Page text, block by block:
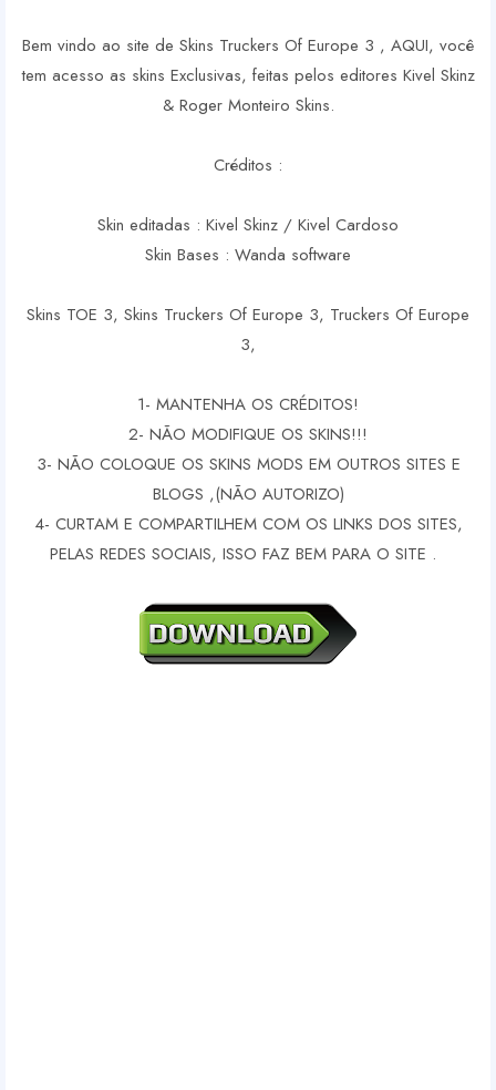
Bem vindo ao site de Skins Truckers Of Europe 3 , AQUI, você
tem acesso as skins Exclusivas, feitas pelos editores Kivel Skinz
& Roger Monteiro Skins.
Créditos :
Skin editadas : Kivel Skinz / Kivel Cardoso
Skin Bases : Wanda software
Skins TOE 3, Skins Truckers Of Europe 3, Truckers Of Europe
3,
1- MANTENHA OS CRÉDITOS!
2- NÃO MODIFIQUE OS SKINS!!!
3- NÃO COLOQUE OS SKINS MODS EM OUTROS SITES E
BLOGS ,(NÃO AUTORIZO)
4- CURTAM E COMPARTILHEM COM OS LINKS DOS SITES,
PELAS REDES SOCIAIS, ISSO FAZ BEM PARA O SITE .